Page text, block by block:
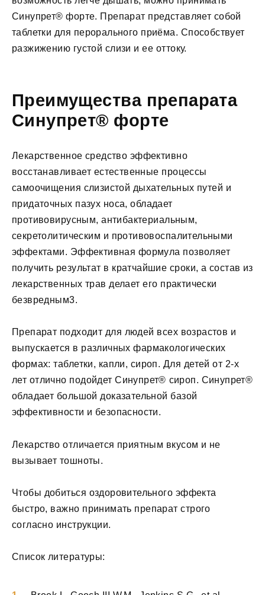
Синупрет® форте. Препарат представляет собой
таблетки для перорального приёма. Способствует
разжижению густой слизи и ее оттоку.
Преимущества препарата
Синупрет® форте
Лекарственное средство эффективно
восстанавливает естественные процессы
самоочищения слизистой дыхательных путей и
придаточных пазух носа, обладает
противовирусным, антибактериальным,
секретолитическим и противовоспалительными
эффектами. Эффективная формула позволяет
получить результат в кратчайшие сроки, а состав из
лекарственных трав делает его практически
безвредным3.
Препарат подходит для людей всех возрастов и
выпускается в различных фармакологических
формах: таблетки, капли, сироп. Для детей от 2-х
лет отлично подойдет Синупрет® сироп. Синупрет®
обладает большой доказательной базой
эффективности и безопасности.
Лекарство отличается приятным вкусом и не
вызывает тошноты.
Чтобы добиться оздоровительного эффекта
быстро, важно принимать препарат строго
согласно инструкции.
Список литературы: